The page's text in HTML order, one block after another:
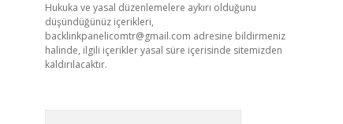
Hukuka ve yasal düzenlemelere aykırı olduğunu
düşündüğünüz içerikleri,
backlinkpanelicomtr@gmail.com adresine bildirmeniz
halinde, ilgili içerikler yasal süre içerisinde sitemizden
kaldırılacaktır.